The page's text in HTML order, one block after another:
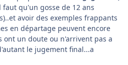
faut qu'un gosse de 12 ans
avoir des exemples frappants
en départage peuvent encore
ont un doute ou n'arrivent pas a
le jugement final...a